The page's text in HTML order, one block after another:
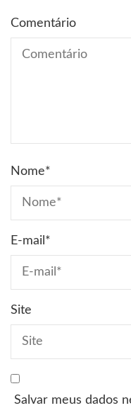
Comentário
Nome*
E-mail *
Site
Salvar meus dados